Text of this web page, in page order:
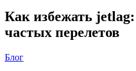
Как избежать
частых перелетов
Блог